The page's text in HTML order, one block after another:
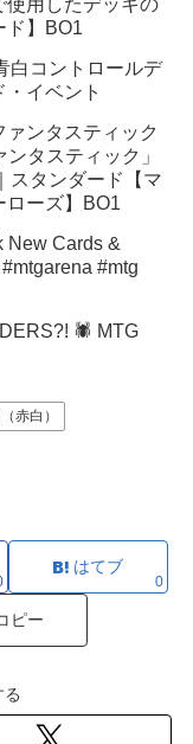
ド】BO1
白コントロールデ
イベント
ンタスティック
タスティック」
スタンダード【マ
ローズ】BO1
#mtg
🕷️ MTG
赤白）
はてブ
0
ピー